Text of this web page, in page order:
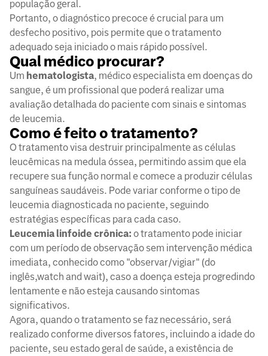
população geral.
Portanto, o diagnóstico precoce é crucial para um
desfecho positivo, pois permite que o tratamento
adequado seja iniciado o mais rápido possível.
Qual médico procurar?
Um hematologista, médico especialista em doenças do
sangue, é um profissional que poderá realizar uma
avaliação detalhada do paciente com sinais e sintomas
de leucemia.
Como é feito o tratamento?
O tratamento visa destruir principalmente as células
leucêmicas na medula óssea, permitindo assim que ela
recupere sua função normal e comece a produzir células
sanguíneas saudáveis. Pode variar conforme o tipo de
leucemia diagnosticada no paciente, seguindo
estratégias específicas para cada caso.
Leucemia linfoide crônica: o tratamento pode iniciar
com um período de observação sem intervenção médica
imediata, conhecido como "observar/vigiar" (do
inglês,watch and wait), caso a doença esteja progredindo
lentamente e não esteja causando sintomas
significativos.
Agora, quando o tratamento se faz necessário, será
realizado conforme diversos fatores, incluindo a idade do
paciente, seu estado geral de saúde, a existência de